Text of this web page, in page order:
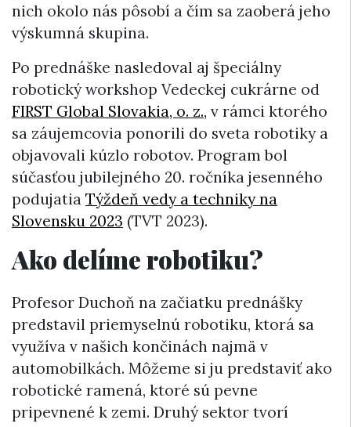
nich okolo nás pôsobí a čím sa zaoberá jeho
výskumná skupina.
Po prednáške nasledoval aj špeciálny
robotický workshop Vedeckej cukrárne od
FIRST Global Slovakia, o. z., v rámci ktorého
sa záujemcovia ponorili do sveta robotiky a
objavovali kúzlo robotov. Program bol
súčasťou jubilejného 20. ročníka jesenného
podujatia Týždeň vedy a techniky na
Slovensku 2023 (TVT 2023).
Ako delíme robotiku?
Profesor Duchoň na začiatku prednášky
predstavil priemyselnú robotiku, ktorá sa
využíva v našich končinách najmä v
automobilkách. Môžeme si ju predstaviť ako
robotické ramená, ktoré sú pevne
pripevnené k zemi. Druhý sektor tvorí